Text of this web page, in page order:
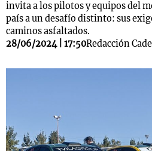
invita a los pilotos y equipos del
país a un desafío distinto: sus
caminos asfaltados.
28/06/2024 | 17:50Redacción